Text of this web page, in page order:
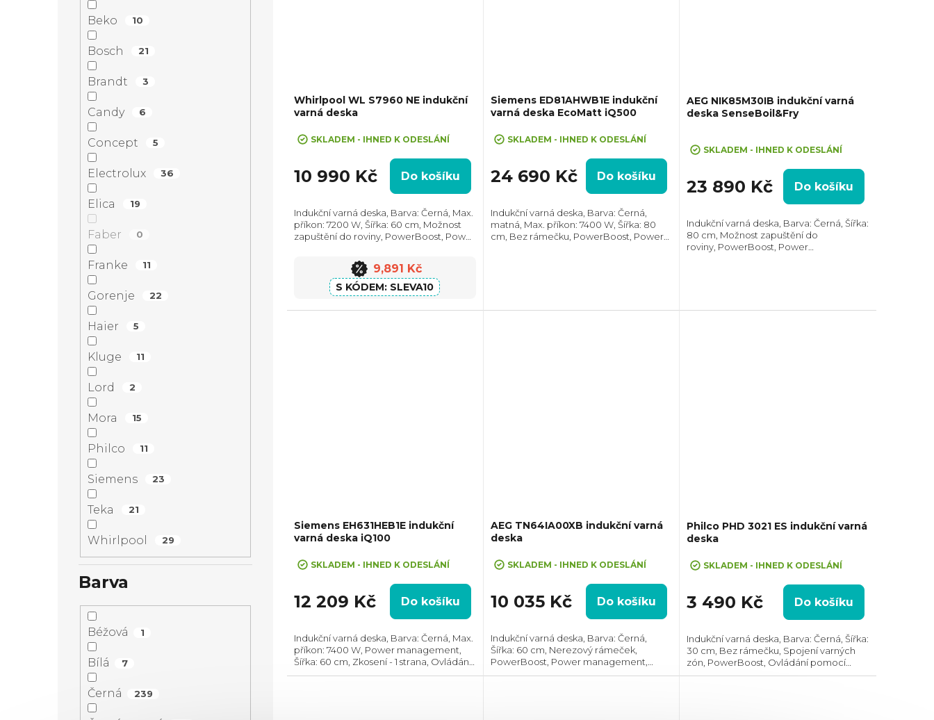
Beko 10
Bosch 21
Brandt 3
Candy 6
Concept 5
Electrolux 36
Elica 19
Faber 0
Franke 11
Gorenje 22
Haier 5
Kluge 11
Lord 2
Mora 15
Philco 11
Siemens 23
Teka 21
Whirlpool 29
Barva
Béžová 1
Bílá 7
Černá 239
Whirlpool WL S7960 NE indukční
varná deska
SKLADEM - IHNED K ODESLÁNÍ
10 990 Kč Do košíku
Indukční varná deska, Barva: Černá, Max.
příkon: 7200 W, Šířka: 60 cm, Možnost
zapuštění do roviny, PowerBoost, Power
Ovládání pomocí posuvného slideru
každé zóny...
9,891 Kč
SLEVA10
Siemens ED81AHWB1E indukční
varná deska EcoMatt iQ500
SKLADEM - IHNED K ODESLÁNÍ
24 690 Kč Do košíku
Indukční varná deska, Barva: Černá,
matná, Max. příkon: 7400 W, Šířka: 80
cm, Bez rámečku, PowerBoost, Power
AEG NIK85M30IB indukční varná
deska SenseBoil&Fry
hodnocení
je
5,0
5
hvězdiček.
SKLADEM - IHNED K ODESLÁNÍ
23 890 Kč Do košíku
Indukční varná deska, Barva: Černá, Šířka:
80 cm, Možnost zapuštění do
roviny, PowerBoost, Power
Siemens EH631HEB1E indukční
varná deska iQ100
SKLADEM - IHNED K ODESLÁNÍ
12 209 Kč Do košíku
Indukční varná deska, Barva: Černá, Max.
příkon: 7400 W, Power management,
Šířka: 60 cm, Zkosení - 1 strana, Ovládání
pomocí posuvného slideru, Prostor pro
AEG TN64IA00XB indukční varná
deska
SKLADEM - IHNED K ODESLÁNÍ
10 035 Kč Do košíku
Indukční varná deska, Barva: Černá,
Šířka: 60 cm, Nerezový rámeček,
PowerBoost, Power management,
Hob2Hood®, Dotykové ovládání každé
Philco PHD 3021 ES indukční varná
deska
SKLADEM - IHNED K ODESLÁNÍ
3 490 Kč Do košíku
Indukční varná deska, Barva: Černá, Šířka:
30 cm, Bez rámečku, Spojení varných
zón, PowerBoost, Ovládání pomocí
posuvného slideru, Prostor pro instalaci